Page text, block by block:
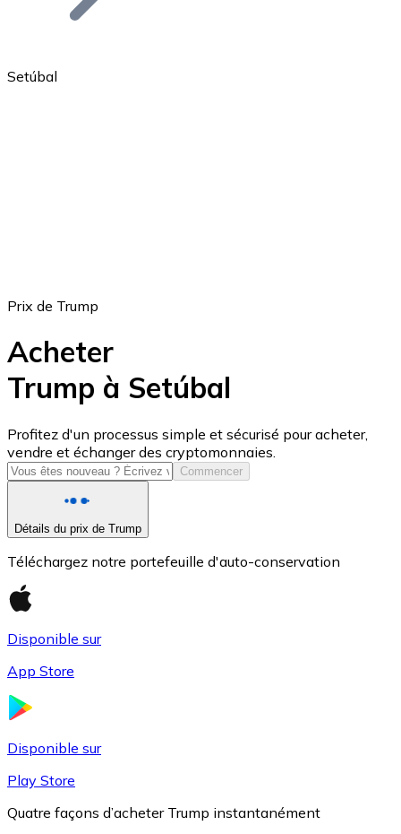
USD Coin
USDC
Setúbal
Prix de Trump
Acheter
Trump à Setúbal
Profitez d'un processus simple et sécurisé pour acheter,
vendre et échanger des cryptomonnaies.
Commencer
Détails du prix de Trump
Téléchargez notre portefeuille d'auto-conservation
Disponible sur
App Store
Disponible sur
Play Store
Quatre façons d’acheter Trump instantanément